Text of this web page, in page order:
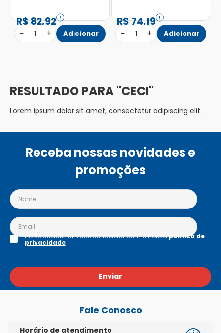
R$82,92
− 1 + Adicionar
R$74,19
− 1 + Adicionar
CECI
Lorem ipsum dolor sit amet, consectetur adipiscing elit.
Receba nossas novidades e
promoções
Enviar
Ao se cadastrar, você concordar com a nossapolítica de
privacidade
Fale Conosco
Horário de atendimento